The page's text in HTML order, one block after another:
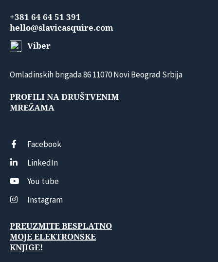
+381 64 64 51 391
hello@slavicasquire.com
Viber
Omladinskih brigada 86 11070 Novi Beograd Srbija
PROFILI NA DRUŠTVENIM
MREŽAMA
Facebook
LinkedIn
You tube
Instagram
PREUZMITE BESPLATNO
MOJE ELEKTRONSKE
KNJIGE!